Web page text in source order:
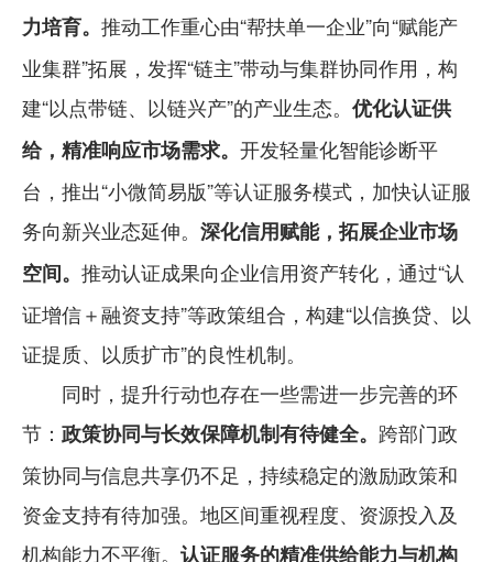
力培育。 推动工作重心由“帮扶单一企业”向“赋能产
业集群”拓展，发挥“链主”带动与集群协同作用，构
建“以点带链、以链兴产”的产业生态。 优化认证供
给，精准响应市场需求。 开发轻量化智能诊断平
台，推出“小微简易版”等认证服务模式，加快认证服
务向新兴业态延伸。 深化信用赋能，拓展企业市场
空间。 推动认证成果向企业信用资产转化，通过“认
证增信＋融资支持”等政策组合，构建“以信换贷、以
证提质、以质扩市”的良性机制。
同时，提升行动也存在一些需进一步完善的环
节： 政策协同与长效保障机制有待健全。 跨部门政
策协同与信息共享仍不足，持续稳定的激励政策和
资金支持有待加强。地区间重视程度、资源投入及
机构能力不平衡。 认证服务的精准供给能力与机构